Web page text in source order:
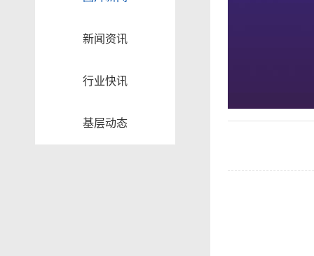
新闻资讯
行业快讯
基层动态